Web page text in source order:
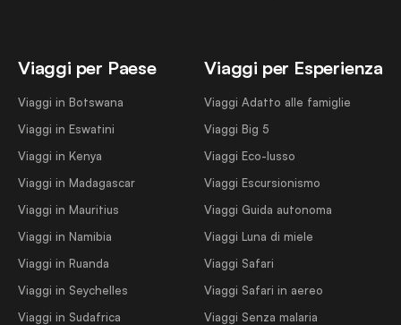
Viaggi per Paese
Viaggi in Botswana
Viaggi in Eswatini
Viaggi in Kenya
Viaggi in Madagascar
Viaggi in Mauritius
Viaggi in Namibia
Viaggi in Ruanda
Viaggi in Seychelles
Viaggi in Sudafrica
Viaggi per Esperienza
Viaggi Adatto alle famiglie
Viaggi Big 5
Viaggi Eco-lusso
Viaggi Escursionismo
Viaggi Guida autonoma
Viaggi Luna di miele
Viaggi Safari
Viaggi Safari in aereo
Viaggi Senza malaria